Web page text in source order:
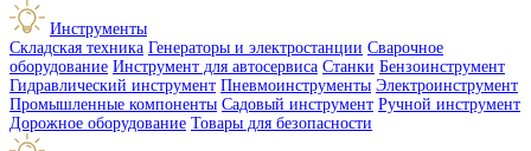
Инструменты
Складская техника Генераторы и электростанции Сварочное
оборудование Инструмент для автосервиса Станки Бензоинструмент
Гидравлический инструмент Пневмоинструменты Электроинструмент
Промышленные компоненты Садовый инструмент Ручной инструмент
Дорожное оборудование Товары для безопасности